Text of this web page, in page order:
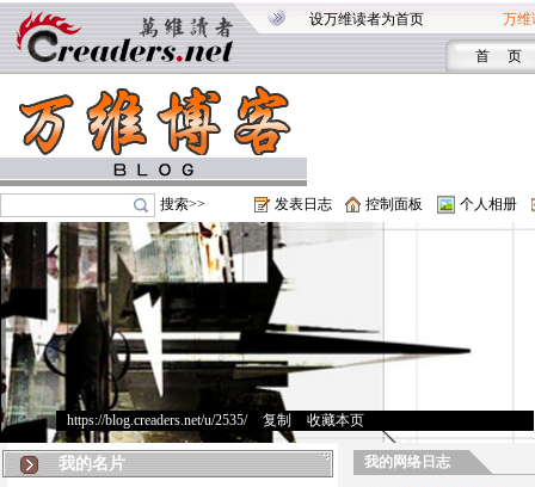
设万维读者为首页 万维
首 页
搜索>> 发表日志 控制面板 个人相册
https://blog.creaders.net/u/2535/> 复制 收藏本页
我的名片 我的网络日志